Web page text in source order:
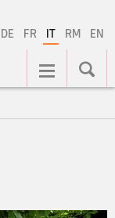
DE FR IT RM EN